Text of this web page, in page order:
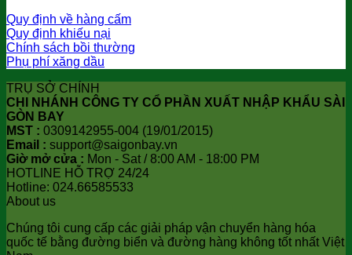
Quy định về hàng cấm
Quy định khiếu nại
Chính sách bồi thường
Phụ phí xăng dầu
TRỤ SỞ CHÍNH
CHI NHÁNH CÔNG TY CỔ PHẦN XUẤT NHẬP KHẨU SÀI
GÒN BAY
MST : 0309142955-004 (19/01/2015)
Email : support@saigonbay.vn
Giờ mở cửa : Mon - Sat / 8:00 AM - 18:00 PM
HOTLINE HỖ TRỢ 24/24
Hotline: 024.66585533
About us
Chúng tôi cung cấp các giải pháp vận chuyển hàng hóa
quốc tế bằng đường biển và đường hàng không tốt nhất Việt